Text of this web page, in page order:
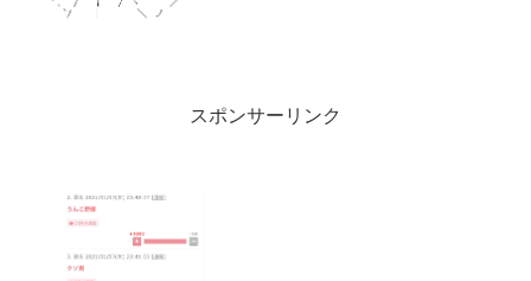
スポンサーリンク